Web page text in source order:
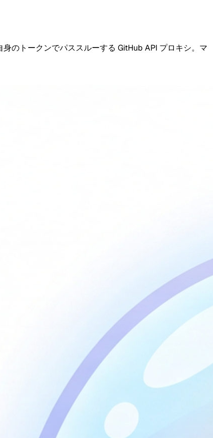
のトークンでパススルーする GitHub API プロキシ。マ